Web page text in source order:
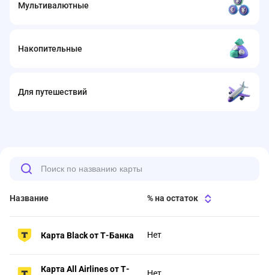
Мультивалютные
Накопительные
Для путешествий
Название % на остаток
Карта Black от Т-Банка Нет
Карта All Airlines от Т-